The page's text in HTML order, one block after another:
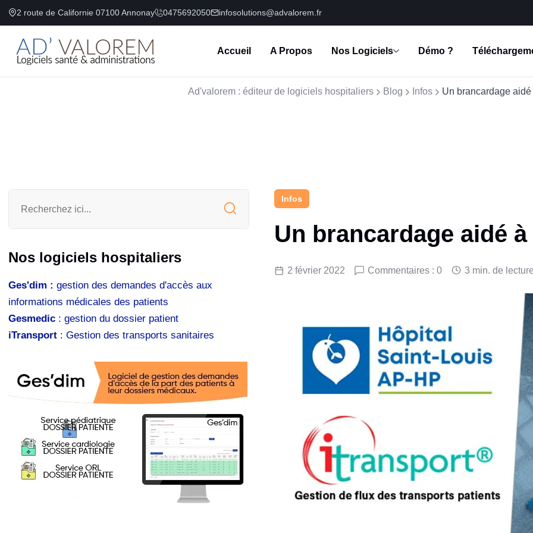
2 route de Californie 07100 Annonay 0475692050 infosolutions@advalorem.fr
Accueil A Propos Nos Logiciels Démo ?
Ad'valorem : éditeur de logiciels hospitaliers Blog Infos Un brancardage
Infos
Un brancardage aidé
2 février 2022 Commentaires : 0 3 min. de
Nos logiciels hospitaliers
Ges'dim : gestion des demandes d'accès aux
informations médicales des patients
Gesmedic : gestion du dossier patient
iTransport : Gestion des transports sanitaires